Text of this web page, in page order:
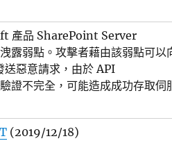
產品 SharePoint Server
露弱點。攻擊者藉由該弱點可
送惡意請求，由於 API
證不完全，可能造成成功存取伺
(2019/12/18)